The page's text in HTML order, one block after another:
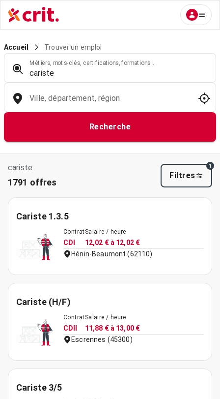
Accueil Trouver un emploi
Métiers, mots-clés, certifications, formations...
Ville, département, région
Recherche
cariste
1791 offres
Filtres
1
Cariste 1.3.5
Contrat
CDI
Salaire / heure
12,02 € à 12,02 €
Hénin-Beaumont (62110)
Cariste (H/F)
Contrat
CDII
Salaire / heure
11,88 € à 13,00 €
Escrennes (45300)
Cariste 3/5